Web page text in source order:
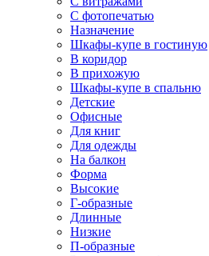
С фотопечатью
Назначение
Шкафы-купе в гостиную
В коридор
В прихожую
Шкафы-купе в спальню
Детские
Офисные
Для книг
Для одежды
На балкон
Форма
Высокие
Г-образные
Длинные
Низкие
П-образные